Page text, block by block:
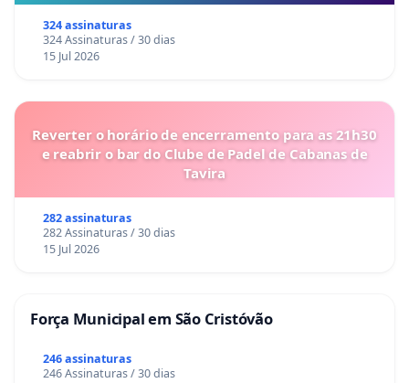
324 assinaturas
324 Assinaturas / 30 dias
15 Jul 2026
Reverter o horário de encerramento para as 21h30
e reabrir o bar do Clube de Padel de Cabanas de
Tavira
282 assinaturas
282 Assinaturas / 30 dias
15 Jul 2026
Força Municipal em São Cristóvão
246 assinaturas
246 Assinaturas / 30 dias